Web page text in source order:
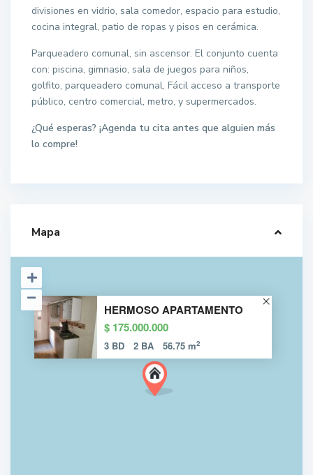
divisiones en vidrio, sala comedor, espacio para estudio,
cocina integral, patio de ropas y pisos en cerámica.
Parqueadero comunal, sin ascensor. El conjunto cuenta
con: piscina, gimnasio, sala de juegos para niños,
golfito, parqueadero comunal, Fácil acceso a transporte
público, centro comercial, metro, y supermercados.
¿Qué esperas? ¡Agenda tu cita antes que alguien más
lo compre!
Mapa
HERMOSO APARTAMENTO
$ 175.000.000
3 BD 2 BA 56.75 m2